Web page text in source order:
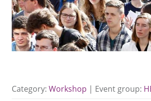
Category: Workshop | Event group: